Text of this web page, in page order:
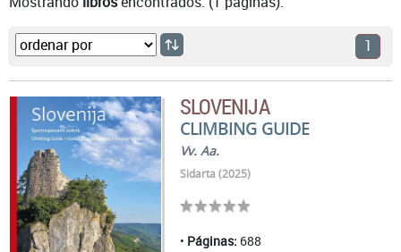
1
SLOVENIJA
CLIMBING GUIDE
Vv. Aa.
Sidarta (2025)
Páginas: 688